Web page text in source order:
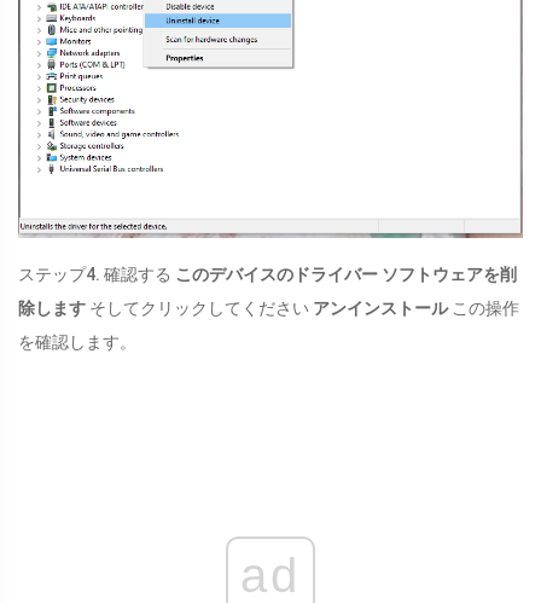
ステップ4. 確認する このデバイスのドライバー ソフトウェアを削
除します そしてクリックしてください アンインストールこの操作
を確認します。
ad